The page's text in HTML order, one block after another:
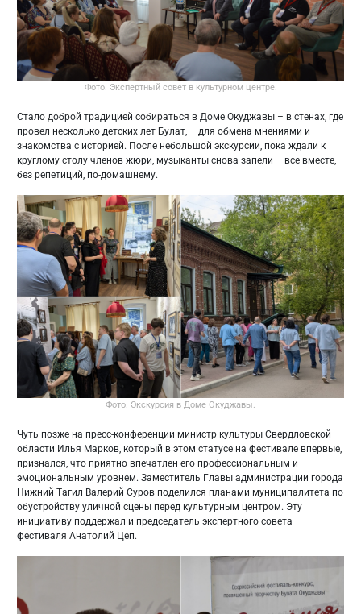
Фото. Экспертный совет в культурном центре.
Стало доброй традицией собираться в Доме Окуджавы – в стенах, где
провел несколько детских лет Булат, – для обмена мнениями и
знакомства с историей. После небольшой экскурсии, пока ждали к
круглому столу членов жюри, музыканты снова запели – все вместе,
без репетиций, по-домашнему.
Фото. Экскурсия в Доме Окуджавы.
Чуть позже на пресс-конференции министр культуры Свердловской
области Илья Марков, который в этом статусе на фестивале впервые,
признался, что приятно впечатлен его профессиональным и
эмоциональным уровнем. Заместитель Главы администрации города
Нижний Тагил Валерий Суров поделился планами муниципалитета по
обустройству уличной сцены перед культурным центром. Эту
инициативу поддержал и председатель экспертного совета
фестиваля Анатолий Цеп.